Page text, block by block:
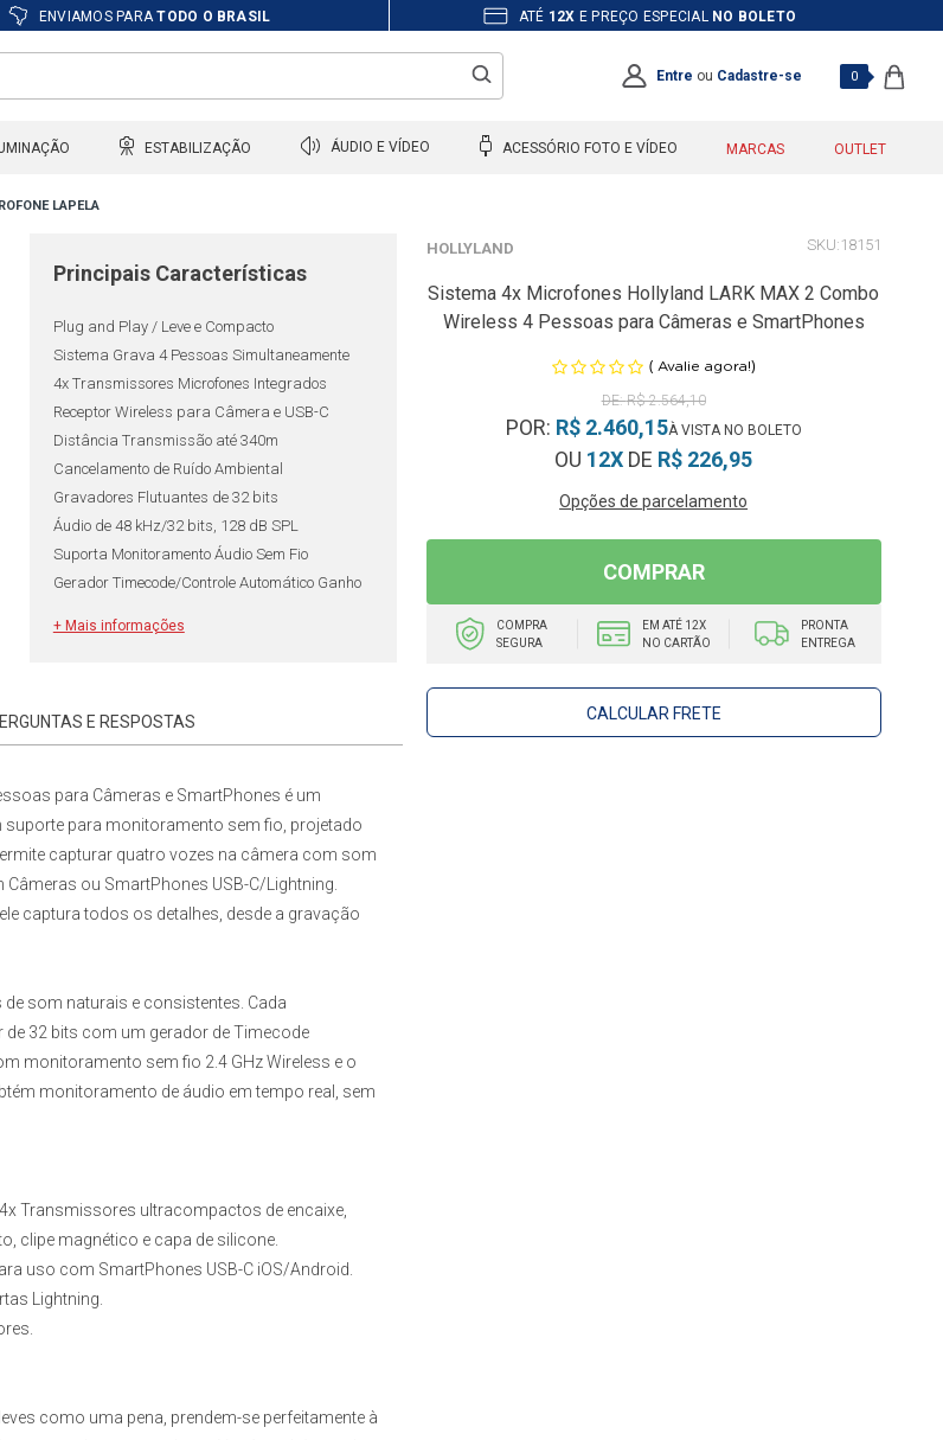
ENVIAMOS PARATODO O BRASIL ATÉ 12X E PREÇO ESPECIAL NO BOLETO
Entre ou Cadastre-se 0
ESTABILIZAÇÃO ÁUDIO E VÍDEO ACESSÓRIO FOTO E VÍDEO MARCAS OUTLET
LAPELA
Principais Características
Plug and Play / Leve e Compacto
Sistema Grava 4 Pessoas Simultaneamente
4x Transmissores Microfones Integrados
Receptor Wireless para Câmera e USB-C
Distância Transmissão até 340m
Cancelamento de Ruído Ambiental
Gravadores Flutuantes de 32 bits
Áudio de 48 kHz/32 bits, 128 dB SPL
Suporta Monitoramento Áudio Sem Fio
Gerador Timecode/Controle Automático Ganho
Para Jornalismo Móvel/Criação Conteúdo
+ Mais informações
HOLLYLAND 18151
Sistema 4x Microfones Hollyland LARK MAX 2 Combo
Wireless 4 Pessoas para Câmeras e SmartPhones
( Avalie agora!)
R$ 2.564,10
POR: R$ 2.460,15
OU 12X DE R$ 226,95
Opções de parcelamento
COMPRAR
COMPRA
SEGURA
EM ATÉ 12X
NO CARTÃO
PRONTA
ENTREGA
CALCULAR FRETE
E RESPOSTAS
para Câmeras e SmartPhones é um
suporte para monitoramento sem fio, projetado
capturar quatro vozes na câmera com som
ou SmartPhones USB-C/Lightning.
captura todos os detalhes, desde a gravação
som naturais e consistentes. Cada
32 bits com um gerador de Timecode
monitoramento sem fio 2.4 GHz Wireless e o
monitoramento de áudio em tempo real, sem
Transmissores ultracompactos de encaixe,
clipe magnético e capa de silicone.
uso com SmartPhones USB-C iOS/Android.
Lightning.
como uma pena, prendem-se perfeitamente à